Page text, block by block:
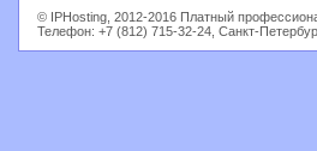
© IPHosting, 2012-2016 Платный
Телефон: +7 (812) 715-32-24, Санкт-